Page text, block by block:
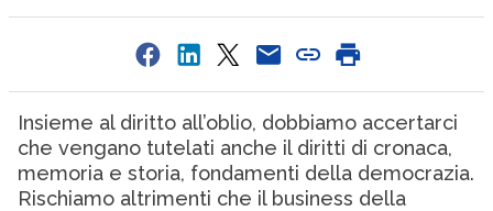
Insieme al diritto all’oblio, dobbiamo accertarci
che vengano tutelati anche il diritti di cronaca,
memoria e storia, fondamenti della democrazia.
Rischiamo altrimenti che il business della